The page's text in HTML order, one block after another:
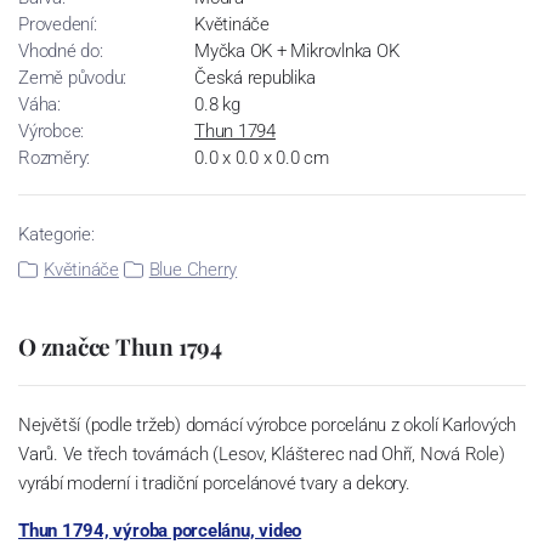
Provedení:
Květináče
Vhodné do:
Myčka OK + Mikrovlnka OK
Země původu:
Česká republika
Váha:
0.8 kg
Výrobce:
Thun 1794
Rozměry:
0.0 x 0.0 x 0.0 cm
Kategorie:
Květináče
Blue Cherry
O značce Thun 1794
Největší (podle tržeb) domácí výrobce porcelánu z okolí Karlových
Varů. Ve třech továrnách (Lesov, Klášterec nad Ohří, Nová Role)
vyrábí moderní i tradiční porcelánové tvary a dekory.
Thun 1794, výroba porcelánu, video